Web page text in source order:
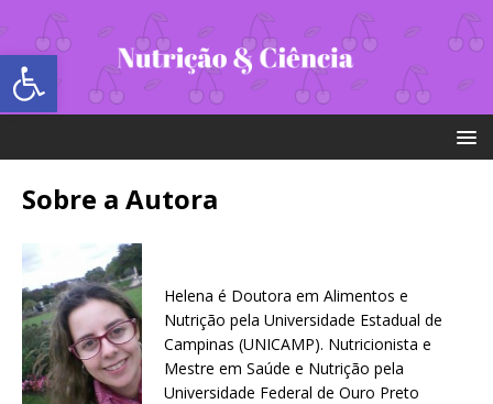
Abrir a barra de ferramentas
Sobre a Autora
Helena é Doutora em Alimentos e
Nutrição pela Universidade Estadual de
Campinas (UNICAMP). Nutricionista e
Mestre em Saúde e Nutrição pela
Universidade Federal de Ouro Preto